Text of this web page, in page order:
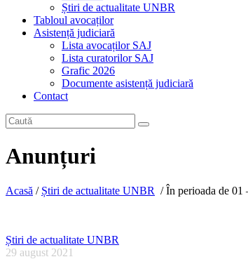
Știri de actualitate UNBR
Tabloul avocaților
Asistență judiciară
Lista avocaților SAJ
Lista curatorilor SAJ
Grafic 2026
Documente asistență judiciară
Contact
Anunțuri
Acasă / Știri de actualitate UNBR /În perioada de 01
Știri de actualitate UNBR
29 august 2021